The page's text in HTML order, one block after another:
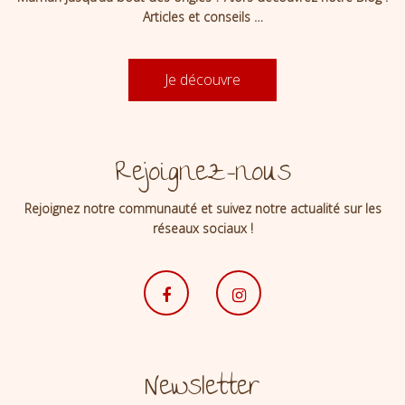
Articles et conseils …
Je découvre
Rejoignez-nous
Rejoignez notre communauté et suivez notre actualité sur les
réseaux sociaux !
Newsletter